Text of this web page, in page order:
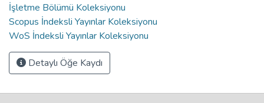
İşletme Bölümü Koleksiyonu
Scopus İndeksli Yayınlar Koleksiyonu
WoS İndeksli Yayınlar Koleksiyonu
Detaylı Öğe Kaydı